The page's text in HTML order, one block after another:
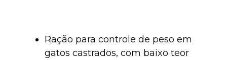
Ração para controle de peso em
gatos castrados, com baixo teor